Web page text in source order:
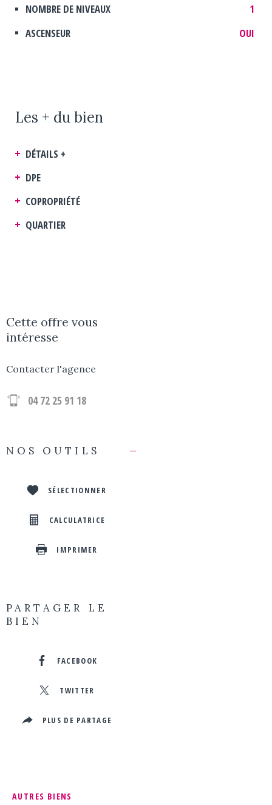
NOMBRE DE NIVEAUX
1
ASCENSEUR
OUI
Les + du bien
DÉTAILS +
DPE
COPROPRIÉTÉ
QUARTIER
Cette offre vous
intéresse
Contacter l'agence
04 72 25 91 18
NOS OUTILS
SÉLECTIONNER
CALCULATRICE
IMPRIMER
PARTAGER LE
BIEN
FACEBOOK
TWITTER
PLUS DE PARTAGE
AUTRES BIENS